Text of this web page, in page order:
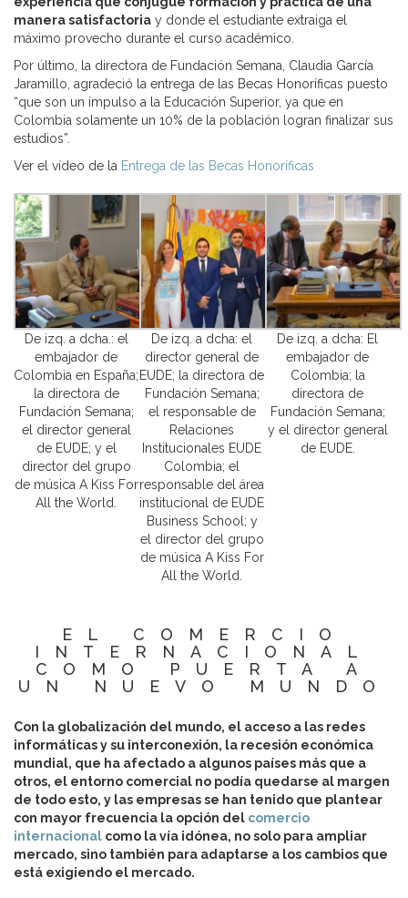
manera satisfactoria y donde el estudiante extraiga el
máximo provecho durante el curso académico.
Por último, la directora de Fundación Semana, Claudia García
Jaramillo, agradeció la entrega de las Becas Honoríficas puesto
“que son un impulso a la Educación Superior, ya que en
Colombia solamente un 10% de la población logran finalizar sus
estudios”.
Ver el vídeo de la Entrega de las Becas Honoríficas
De izq. a dcha.: el
embajador de
Colombia en España;
la directora de
Fundación Semana;
el director general
de EUDE; y el
director del grupo
de música A Kiss For
All the World.
De izq. a dcha: el
director general de
EUDE; la directora de
Fundación Semana;
el responsable de
Relaciones
Institucionales EUDE
Colombia; el
responsable del área
institucional de EUDE
Business School; y
el director del grupo
de música A Kiss For
All the World.
De izq. a dcha: El
embajador de
Colombia; la
directora de
Fundación Semana;
y el director general
de EUDE.
EL COMERCIO
INTERNACIONAL
COMO PUERTA A
UN NUEVO MUNDO
Con la globalización del mundo, el acceso a las redes
informáticas y su interconexión, la recesión económica
mundial, que ha afectado a algunos países más que a
otros, el entorno comercial no podía quedarse al margen
de todo esto, y las empresas se han tenido que plantear
con mayor frecuencia la opción del comercio
internacional como la vía idónea, no solo para ampliar
mercado, sino también para adaptarse a los cambios que
está exigiendo el mercado.